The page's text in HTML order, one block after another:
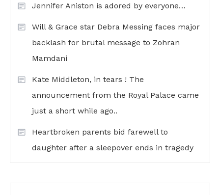
Jennifer Aniston is adored by everyone…
Will & Grace star Debra Messing faces major
backlash for brutal message to Zohran
Mamdani
Kate Middleton, in tears ! The
announcement from the Royal Palace came
just a short while ago..
Heartbroken parents bid farewell to
daughter after a sleepover ends in tragedy